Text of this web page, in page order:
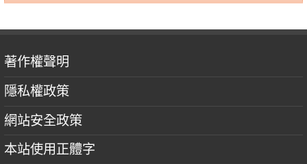
著作權聲明
隱私權政策
網站安全政策
本站使用正體字